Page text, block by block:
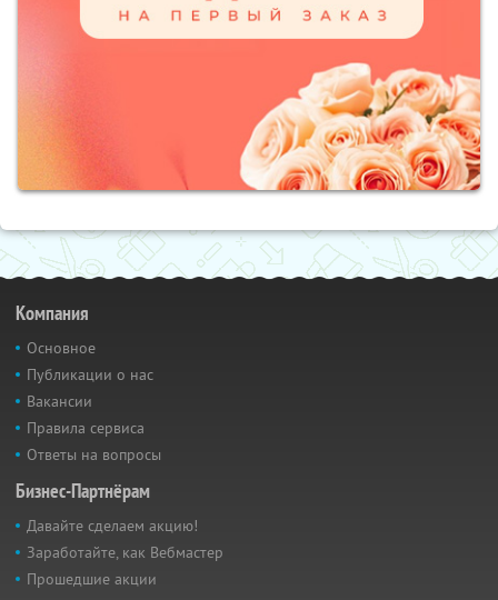
Компания
Основное
Публикации о нас
Вакансии
Правила сервиса
Ответы на вопросы
Бизнес-Партнёрам
Давайте сделаем акцию!
Заработайте, как Вебмастер
Прошедшие акции